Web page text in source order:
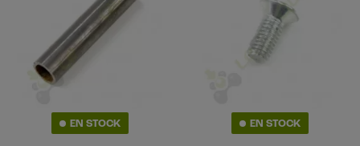
EN STOCK EN STOCK